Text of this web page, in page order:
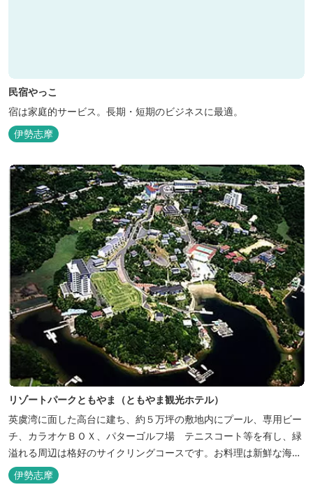
民宿やっこ
宿は家庭的サービス。長期・短期のビジネスに最適。
伊勢志摩
リゾートパークともやま（ともやま観光ホテル）
英虞湾に面した高台に建ち、約５万坪の敷地内にプール、専用ビー
チ、カラオケＢＯＸ、パターゴルフ場 テニスコート等を有し、緑
溢れる周辺は格好のサイクリングコースです。お料理は新鮮な海の
幸をふんだんに使用する荒磯焼、活造会席、伊勢海老残酷鍋会席、
松茸料理（秋）等グルメ志向の方に好評です。夏には野外バーベキ
伊勢志摩